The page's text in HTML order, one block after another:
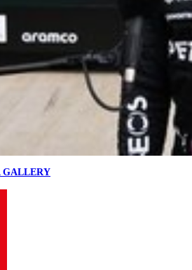
GALLERY